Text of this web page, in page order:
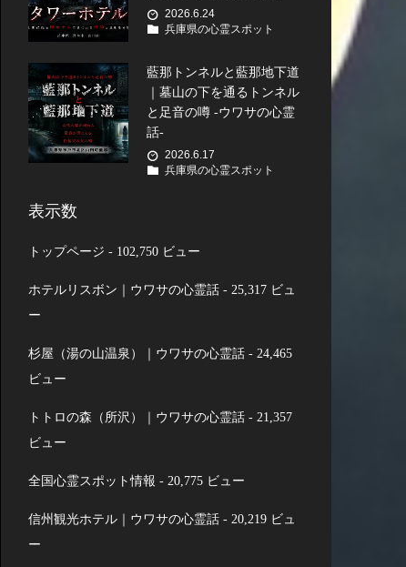
2026.6.24
兵庫県の心霊スポット
藍那トンネルと藍那地下道
｜墓山の下を通るトンネル
と足音の噂 -ウワサの心霊
話-
2026.6.17
兵庫県の心霊スポット
表示数
トップページ - 102,750 ビュー
ホテルリスボン｜ウワサの心霊話 - 25,317 ビュ
ー
杉屋（湯の山温泉）｜ウワサの心霊話 - 24,465
ビュー
トトロの森（所沢）｜ウワサの心霊話 - 21,357
ビュー
全国心霊スポット情報 - 20,775 ビュー
信州観光ホテル｜ウワサの心霊話 - 20,219 ビュ
ー